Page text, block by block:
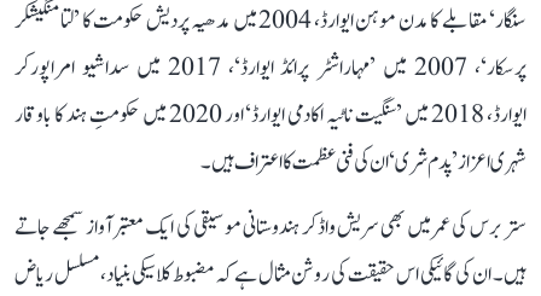
سنگار‘ مقابلے کا مدن موہن ایوارڈ، 2004 میں مدھیہ پردیش حکومت کا ’لتا منگیشکر
پرسکار‘، 2007 میں ’مہاراشٹر پرائڈ ایوارڈ‘، 2017 میں سداشیو امراپورکر
ایوارڈ، 2018 میں ’سنگیت ناٹیہ اکادمی ایوارڈ‘ اور 2020 میں حکومتِ ہند کا باوقار
شہری اعزاز ’پدم شری‘ ان کی فنی عظمت کا اعتراف ہیں۔
ستر برس کی عمر میں بھی سریش واڈکر ہندوستانی موسیقی کی ایک معتبر آواز سمجھے جاتے
ہیں۔ ان کی گائیکی اس حقیقت کی روشن مثال ہے کہ مضبوط کلاسیکی بنیاد، مسلسل ریاض